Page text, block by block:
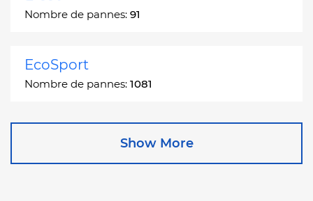
Nombre de pannes: 91
EcoSport
Nombre de pannes: 1081
Show More